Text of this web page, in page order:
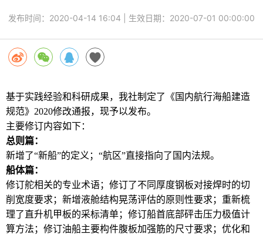
发布时间： 2020-04-14 16:04 | 生效日期： 2020-07-01 00:00:00
基于实践经验和科研成果，我社制定了《国内航行海船建造
规范》 2020修改通报，现予以发布。
主要修订内容如下：
总则篇：
新增了“新船”的定义；“航区”直接指向了国内法规。
船体篇：
修订舵相关的专业术语；修订了不同厚度钢板对接焊时的切
削宽度要求；新增液舱结构晃荡评估的原则性要求；重新梳
理了直升机甲板的采标清单；修订船首底部砰击压力极值计
算方法；修订油船主要构件腹板加强筋的尺寸要求；优化和